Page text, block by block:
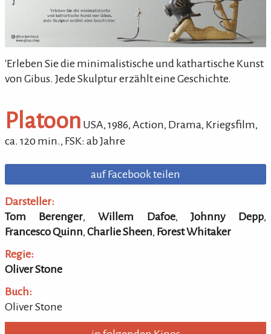
'Erleben Sie die minimalistische und kathartische Kunst
von Gibus. Jede Skulptur erzählt eine Geschichte.
Platoon USA, 1986, Action, Drama, Kriegsfilm,
ca. 120 min., FSK: ab Jahre
auf Facebook teilen
Darsteller:
Tom Berenger,Willem Dafoe, Johnny Depp,
Francesco Quinn, Charlie Sheen, Forest Whitaker
Regie:
Oliver Stone
Buch:
Oliver Stone